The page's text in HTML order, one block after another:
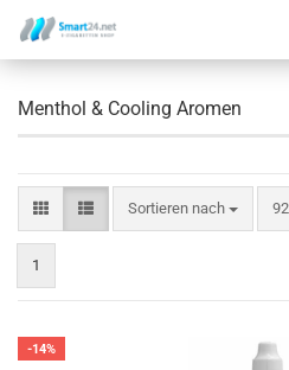
Menthol & Cooling Aromen
Sortieren nach
1
-14%